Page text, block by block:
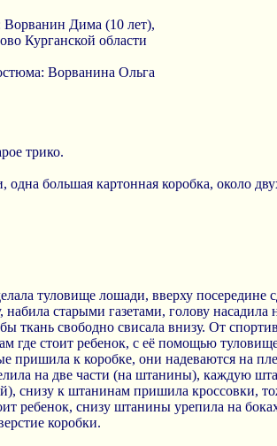
Ворванин Дима (10 лет),
Курганской области
Ворванина Ольга
трико.
большая картонная коробка, около
туловище лошади, вверху посередине
старыми газетами, голову насадила
ткань свободно свисала внизу. От
где стоит ребенок, с её помощью
пришила к коробке, они надеваются на
на две части (на штанины), каждую
снизу к штанинам пришила кроссовки,
ребенок, снизу штанины урепила на
коробки.